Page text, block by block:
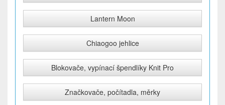
Lantern Moon
Chiaogoo jehlice
Blokovače, vypínací špendlíky Knit Pro
Značkovače, počítadla, měrky